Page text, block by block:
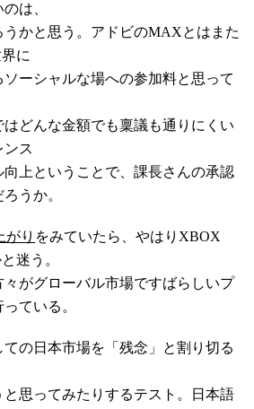
は、
かと思う。アドビのMAXとはまた
に
ーシャルな場への参加料と思って
はどんな金額でも稟議も通りにくい
ンス
上ということで、課長さんの承認
うか。
がり をみていたら、やはりXBOX
迷う。
がグローバル市場ですばらしいプ
ている。
の日本市場を「残念」と割り切る
思ってみたりするテスト。日本語